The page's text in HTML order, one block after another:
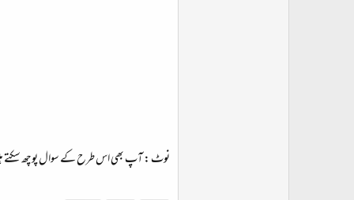
نوٹ : آپ بھی اس طرح کے سوال پوچھ سکتے